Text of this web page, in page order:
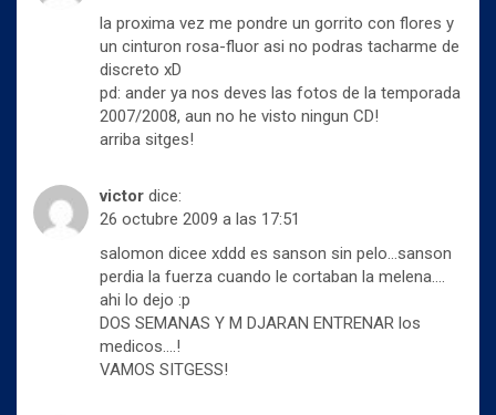
la proxima vez me pondre un gorrito con flores y
un cinturon rosa-fluor asi no podras tacharme de
discreto xD
pd: ander ya nos deves las fotos de la temporada
2007/2008, aun no he visto ningun CD!
arriba sitges!
victor dice:
26 octubre 2009 a las 17:51
salomon dicee xddd es sanson sin pelo…sanson
perdia la fuerza cuando le cortaban la melena….
ahi lo dejo :p
DOS SEMANAS Y M DJARAN ENTRENAR los
medicos….!
VAMOS SITGESS!